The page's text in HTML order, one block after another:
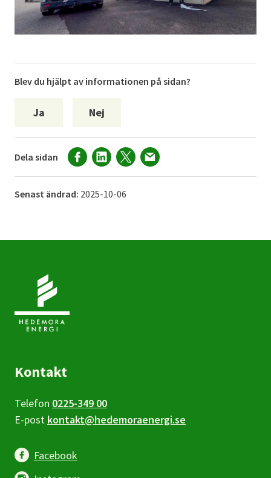
Blev du hjälpt av informationen på sidan?
Ja Nej
Dela sidan
Senast ändrad: 2025-10-06
Kontakt
Telefon 0225-349 00
E-post kontakt@hedemoraenergi.se
Facebook